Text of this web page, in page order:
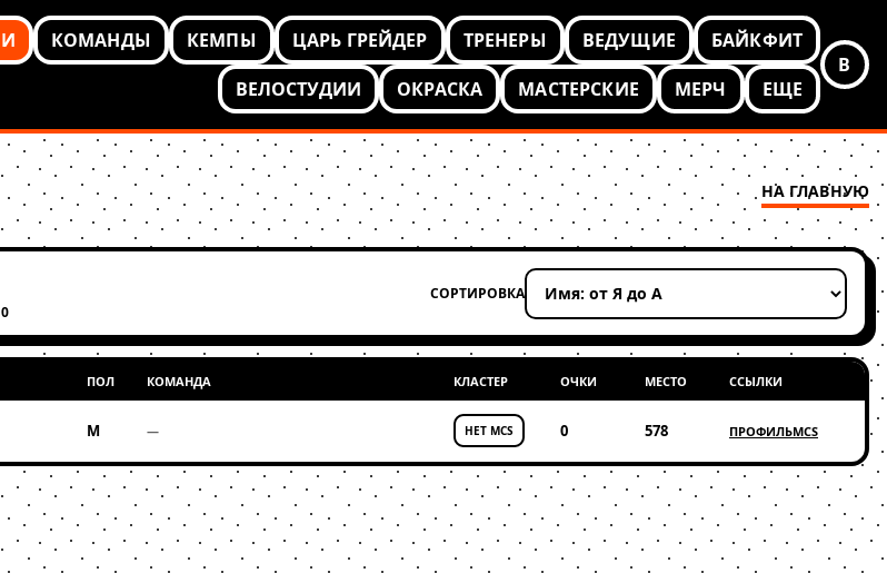
КОМАНДЫ КЕМПЫ ЦАРЬ ГРЕЙДЕР ТРЕНЕРЫ ВЕДУЩИЕ
БАЙКФИТ
ВЕЛОСТУДИИ
ОКРАСКА МАСТЕРСКИЕ МЕРЧ ЕЩЕ
В
НА ГЛАВНУЮ
СОРТИРОВКА
Применить сортировку
ПОЛ КОМАНДА КЛАСТЕР ОЧКИ МЕСТО ССЫЛКИ
М — НЕТ MCS 0 578 ПРОФИЛЬMCS